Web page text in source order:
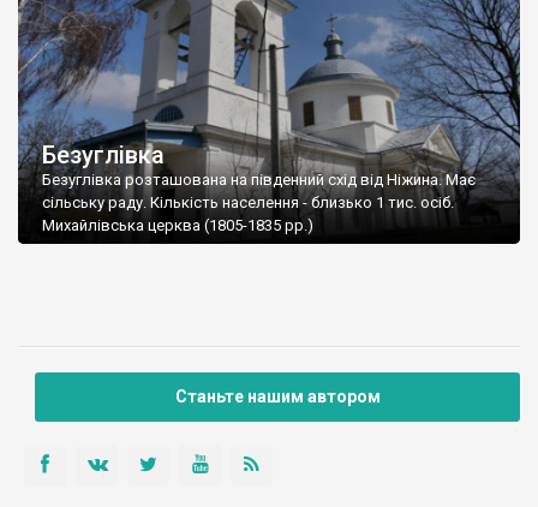
Безуглівка
Безуглівка розташована на південний схід від Ніжина. Має
сільську раду. Кількість населення - близько 1 тис. осіб.
Михайлівська церква (1805-1835 рр.)
Станьте нашим автором